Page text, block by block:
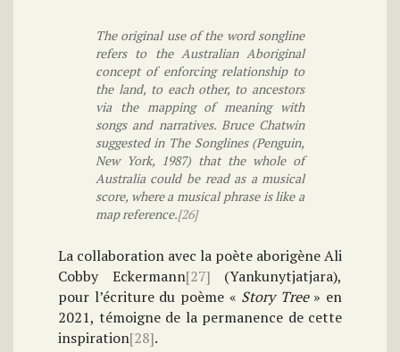
The original use of the word songline
refers to the Australian Aboriginal
concept of enforcing relationship to
the land, to each other, to ancestors
via the mapping of meaning with
songs and narratives. Bruce Chatwin
suggested in The Songlines (Penguin,
New York, 1987) that the whole of
Australia could be read as a musical
score, where a musical phrase is like a
map reference.[26]
La collaboration avec la poète aborigène Ali
Cobby Eckermann[27] (Yankunytjatjara),
pour l’écriture du poème « Story Tree» en
2021, témoigne de la permanence de cette
inspiration[28].